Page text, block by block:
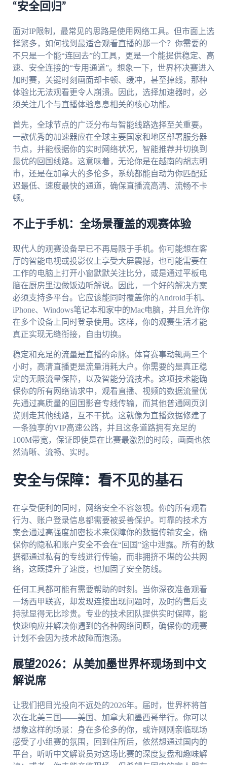
“安全回归”
面对IP限制，最常见的思路是使用网络工具。但市面上选
择繁多，如何找到最适合观看直播的那一个？你需要的
不只是一个能“连回去”的工具，更是一个能提供稳定、高
速、安全连接的“专用通道”。想象一下，世界杯决赛进入
加时赛，关键时刻画面却卡顿、缓冲，甚至掉线，那种
体验比无法观看更令人崩溃。因此，选择加速器时，必
须关注几个与直播体验息息相关的核心功能。
首先，全球节点的广泛分布与智能线路选择至关重要。
一款优秀的加速器应在全球主要国家和地区部署服务器
节点，并能根据你的实时网络状况，智能推荐并切换到
最优的回国线路。这意味着，无论你是在越南的胡志明
市，还是在加拿大的多伦多，系统都能自动为你匹配延
迟最低、速度最快的通道，确保直播流高清、流畅不卡
顿。
不止于手机：全场景覆盖的观赛体验
现代人的观赛设备早已不再局限于手机。你可能想在客
厅的智能电视或投影仪上享受大屏震撼，也可能需要在
工作的电脑上打开小窗默默关注比分，或是通过平板电
脑在厨房里边做饭边听解说。因此，一个好的解决方案
必须支持多平台。它应该能同时覆盖你的Android手机、
iPhone、Windows笔记本和家中的Mac电脑，并且允许你
在多个设备上同时登录使用。这样，你的观赛生活才能
真正实现无缝衔接，自由切换。
稳定和充足的流量是直播的命脉。体育赛事动辄两三个
小时，高清直播更是流量消耗大户。你需要的是真正稳
定的无限流量保障，以及智能分流技术。这项技术能确
保你的所有网络请求中，观看直播、视频的数据流量优
先通过高质量的回国影音专线传输，而其他普通网页浏
览则走其他线路，互不干扰。这就像为直播数据修建了
一条独享的VIP高速公路，并且这条道路拥有充足的
100M带宽，保证即使是在比赛最激烈的时段，画面也依
然清晰、流畅、实时。
安全与保障：看不见的基石
在享受便利的同时，网络安全不容忽视。你的所有观看
行为、账户登录信息都需要被妥善保护。可靠的技术方
案会通过高强度加密技术来保障你的数据传输安全，确
保你的隐私和账户安全不会在“回国”途中泄露。所有的数
据都通过私有的专线进行传输，而非拥挤不堪的公共网
络，这既提升了速度，也加固了安全防线。
任何工具都可能有需要帮助的时刻。当你深夜准备观看
一场西甲联赛，却发现连接出现问题时，及时的售后支
持就显得无比珍贵。专业的技术团队提供实时保障，能
快速响应并解决你遇到的各种网络问题，确保你的观赛
计划不会因为技术故障而泡汤。
展望2026：从美加墨世界杯现场到中文
解说席
让我们把目光投向不远处的2026年。届时，世界杯将首
次在北美三国——美国、加拿大和墨西哥举行。你可以
想象这样的场景：身在多伦多的你，或许刚刚亲临现场
感受了小组赛的氛围，回到住所后，依然想通过国内的
平台，听听中文解说员对这场比赛的深度复盘和趣味解